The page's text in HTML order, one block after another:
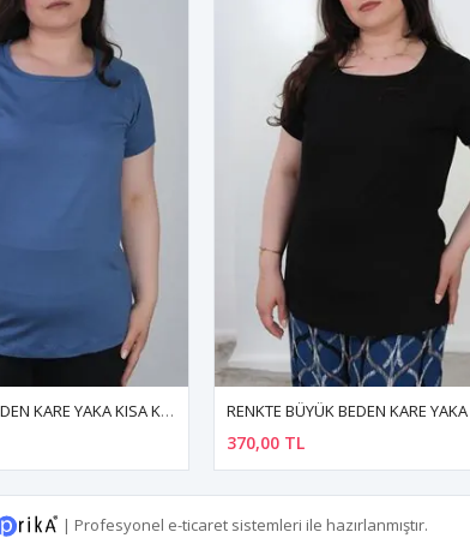
RENKTE BÜYÜK BEDEN KARE YAKA KISA KOL SİYAH BASİC TSHİRT
370,00 TL
| Profesyonel e-ticaret sistemleri ile hazırlanmıştır.